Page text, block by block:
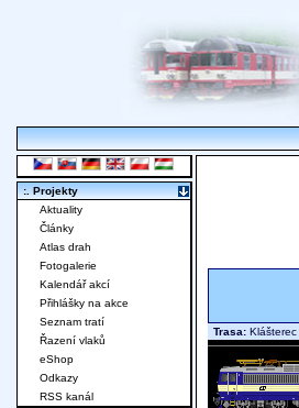
Trasa:
:. Projekty
Aktuality
Články
Atlas drah
Fotogalerie
Kalendář akcí
Přihlášky na akce
Seznam tratí
Řazení vlaků
eShop
Odkazy
RSS kanál